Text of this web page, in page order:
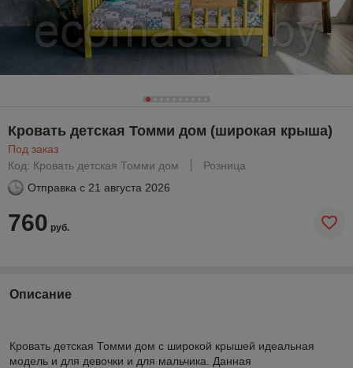
Кровать детская Томми дом (широкая крыша)
Под заказ
Код: Кровать детская Томми дом
Розница
Отправка с 21 августа 2026
760 руб.
Описание
Кровать детская Томми дом с широкой крышей идеальная
модель и для девочки и для мальчика. Данная